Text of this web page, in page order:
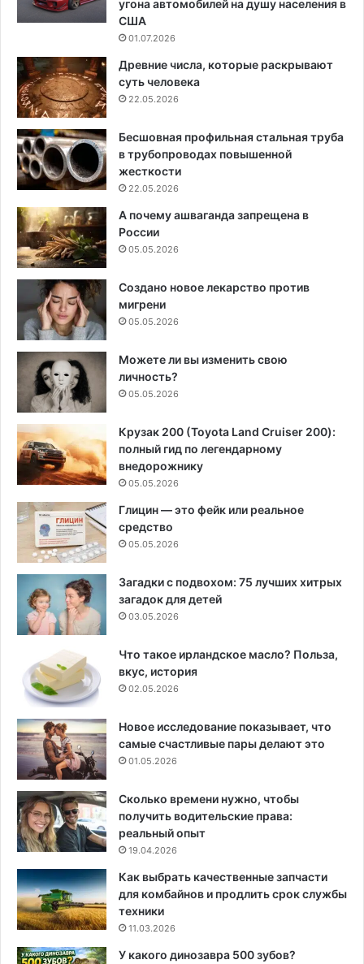
угона автомобилей на душу населения в
США
01.07.2026
Древние числа, которые раскрывают
суть человека
22.05.2026
Бесшовная профильная стальная труба
в трубопроводах повышенной
жесткости
22.05.2026
А почему ашваганда запрещена в
России
05.05.2026
Создано новое лекарство против
мигрени
05.05.2026
Можете ли вы изменить свою
личность?
05.05.2026
Крузак 200 (Toyota Land Cruiser 200):
полный гид по легендарному
внедорожнику
05.05.2026
Глицин — это фейк или реальное
средство
05.05.2026
Загадки с подвохом: 75 лучших хитрых
загадок для детей
03.05.2026
Что такое ирландское масло? Польза,
вкус, история
02.05.2026
Новое исследование показывает, что
самые счастливые пары делают это
01.05.2026
Сколько времени нужно, чтобы
получить водительские права:
реальный опыт
19.04.2026
Как выбрать качественные запчасти
для комбайнов и продлить срок службы
техники
11.03.2026
У какого динозавра 500 зубов?